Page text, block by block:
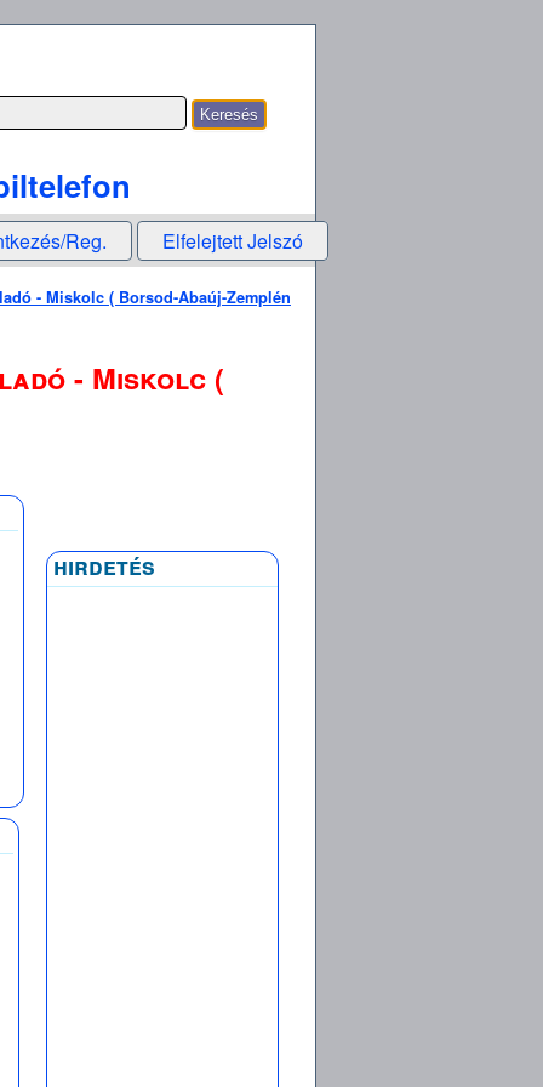
Reg. Elfelejtett Jelszó
- Miskolc ( Borsod-Abaúj-Zemplén
- Miskolc (
hirdetés